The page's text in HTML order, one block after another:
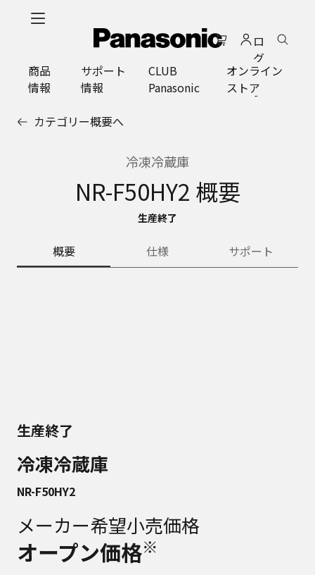
ロ
グ
イ
ン
商品
情報
サポート
情報
CLUB
Panasonic
オンライン
ストア
カテゴリー概要へ
冷凍冷蔵庫
NR-F50HY2 概要
生産終了
概要 仕様 サポート
生産終了
冷凍冷蔵庫
NR-F50HY2
メーカー希望小売価格
オープン価格※